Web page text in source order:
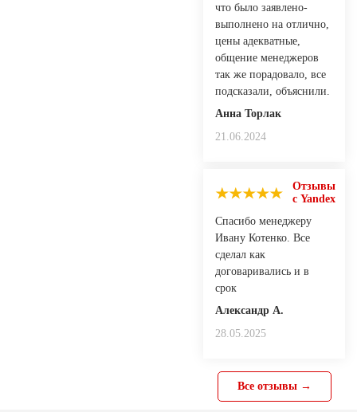
что было заявлено-
выполнено на отлично,
цены адекватные,
общение менеджеров
так же порадовало, все
подсказали, объяснили.
Анна Торлак
21.06.2024
Отзывы
с Yandex
Спасибо менеджеру
Ивану Котенко. Все
сделал как
договаривались и в
срок
Александр А.
28.05.2025
Все отзывы →